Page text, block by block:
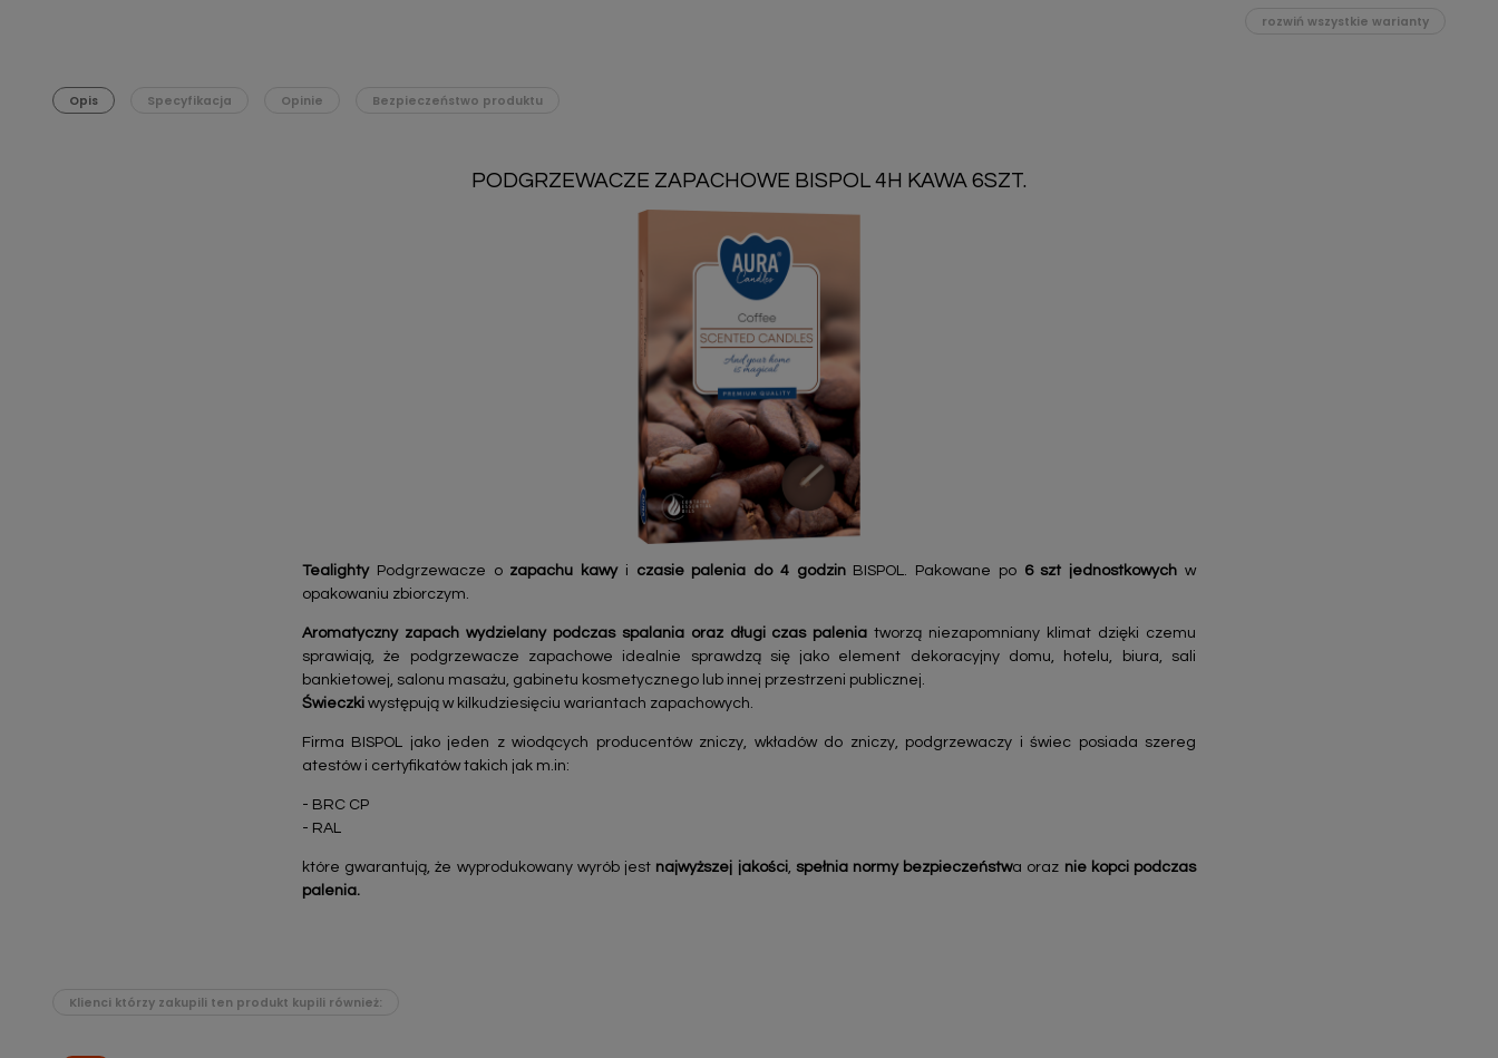
rozwiń wszystkie warianty
Opis Specyfikacja Opinie Bezpieczeństwo produktu
PODGRZEWACZE ZAPACHOWE BISPOL 4H KAWA 6SZT.
TealightyPodgrzewacze o zapachu kawyi czasie palenia do 4 godzinBISPOL. Pakowane po 6 szt jednostkowych w
opakowaniu zbiorczym.
Aromatyczny zapach wydzielany podczas spalania oraz długi czas palenia tworzą niezapomniany klimat dzięki czemu
sprawiają, że podgrzewacze zapachowe idealnie sprawdzą się jako element dekoracyjny domu, hotelu, biura, sali
bankietowej, salonu masażu, gabinetu kosmetycznego lub innej przestrzeni publicznej.
Świeczki występują w kilkudziesięciu wariantach zapachowych.
Firma BISPOL jako jeden z wiodących producentów zniczy, wkładów do zniczy, podgrzewaczy i świec posiada szereg
atestów i certyfikatów takich jak m.in:
- BRC CP
- RAL
które gwarantują, że wyprodukowany wyrób jest najwyższej jakości, spełnia normy bezpieczeństwa oraz nie kopci podczas
palenia.
Klienci którzy zakupili ten produkt kupili również: